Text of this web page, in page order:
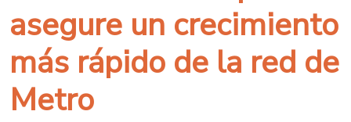
asegure un crecimiento
más rápido de la red de
Metro